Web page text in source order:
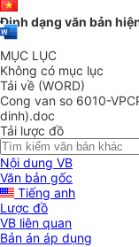
Định dạng văn bản
MỤC LỤC
Không có mục lục
Tải về (WORD)
Cong van so 6010-
dinh).doc
Tải lược đồ
Nội dung VB
Văn bản gốc
Tiếng anh
Lược đồ
VB liên quan
Bản án áp dụng